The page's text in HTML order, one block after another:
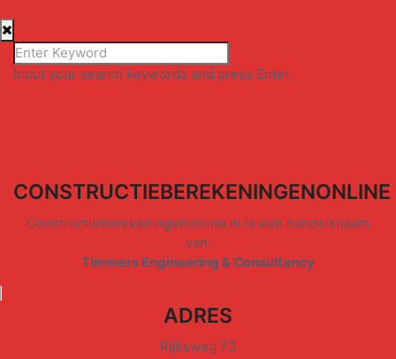
Input your search keywords and press Enter.
CONSTRUCTIEBEREKENINGENONLINE
Constructieberekeningenonline.nl is een handelsnaam
van:
Timmers Engineering & Consultancy
ADRES
Rijksweg 73